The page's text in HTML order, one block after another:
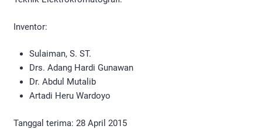
Inventor:
Sulaiman, S. ST.
Drs. Adang Hardi Gunawan
Dr. Abdul Mutalib
Artadi Heru Wardoyo
Tanggal terima: 28 April 2015